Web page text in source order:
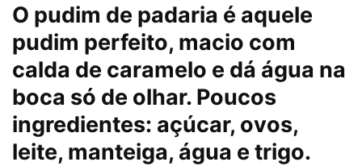
O pudim de padaria é aquele
pudim perfeito, macio com
calda de caramelo e dá água na
boca só de olhar. Poucos
ingredientes: açúcar, ovos,
leite, manteiga, água e trigo.